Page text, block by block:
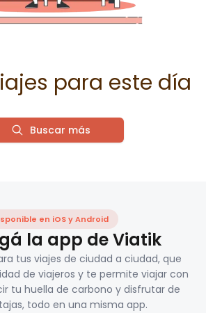
para este día
Buscar más
en iOS y Android
la app de Viatik
tus viajes de ciudad a ciudad, que
de viajeros y te permite viajar con
tu huella de carbono y disfrutar de
todo en una misma app.